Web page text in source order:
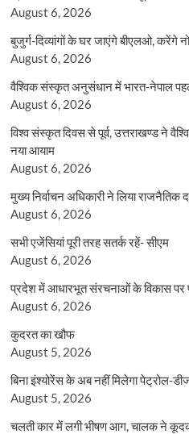
August 6, 2026
बुजुर्ग-दिव्यांगों के घर जाएंगे बीएलओ, करेंगे
August 6, 2026
वैश्विक संस्कृत अनुसंधान में भारत-नेपाल
August 6, 2026
विश्व संस्कृत दिवस से पूर्व, उत्तराखण्ड ने
नया आयाम
August 6, 2026
मुख्य निर्वाचन अधिकारी ने लिया
August 6, 2026
सभी एजेंसियां पूरी तरह सतर्क रहें- सीएम
August 6, 2026
प्रदेश में आधारभूत संरचनाओं के विकास पर
August 6, 2026
कुदरत का खौफ
August 5, 2026
बिना इंश्योरेंस के अब नहीं मिलेगा पेट्रोल-
August 5, 2026
चलती कार में लगी भीषण आग, चालक ने